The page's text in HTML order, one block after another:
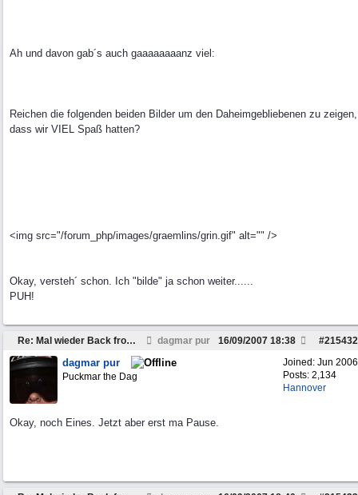
Ah und davon gab´s auch gaaaaaaaanz viel:
Reichen die folgenden beiden Bilder um den Daheimgebliebenen zu zeigen,
dass wir VIEL Spaß hatten?
<img src="/forum_php/images/graemlins/grin.gif" alt="" />
Okay, versteh´ schon. Ich "bilde" ja schon weiter......
PUH!
Re: Mal wieder Back from Peckfitz dagmar pur #215432
16/09/2007 18:38
Joined: Jun 2006
Posts: 2,134
Hannover
dagmar pur
Puckmar the Dag
Okay, noch Eines. Jetzt aber erst ma Pause.